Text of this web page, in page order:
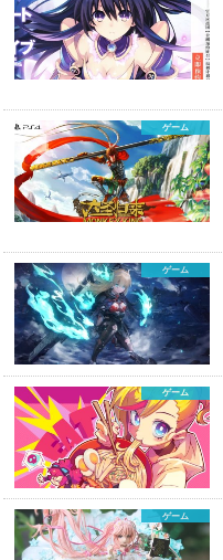
ゲーム
ゲーム
ゲーム
ゲーム